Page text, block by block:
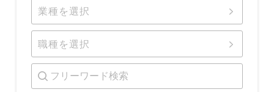
業種を選択
職種を選択